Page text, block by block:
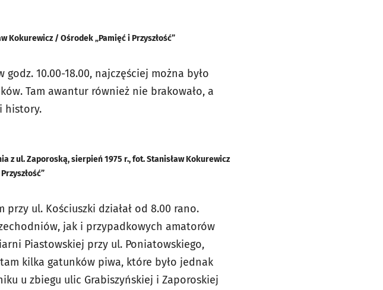
Kokurewicz / Ośrodek „Pamięć i Przyszłość”
10.00-18.00, najczęściej można było
Tam awantur również nie brakowało, a
history.
z ul. Zaporoską, sierpień 1975 r., fot. Stanisław Kokurewicz
ul. Kościuszki działał od 8.00 rano.
jak i przypadkowych amatorów
Piastowskiej przy ul. Poniatowskiego,
kilka gatunków piwa, które było jednak
u zbiegu ulic Grabiszyńskiej i Zaporoskiej